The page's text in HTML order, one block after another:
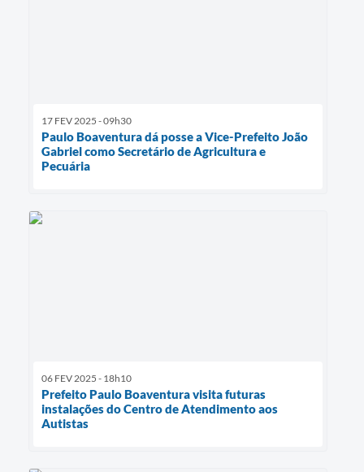
17 FEV 2025 - 09h30
Paulo Boaventura dá posse a Vice-Prefeito João
Gabriel como Secretário de Agricultura e
Pecuária
06 FEV 2025 - 18h10
Prefeito Paulo Boaventura visita futuras
instalações do Centro de Atendimento aos
Autistas